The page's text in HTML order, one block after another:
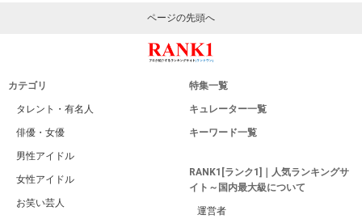
ページの先頭へ
カテゴリ
タレント・有名人
俳優・女優
男性アイドル
女性アイドル
お笑い芸人
特集一覧
キュレーター一覧
キーワード一覧
RANK1[ランク1]｜人気ランキングサ
イト～国内最大級について
運営者